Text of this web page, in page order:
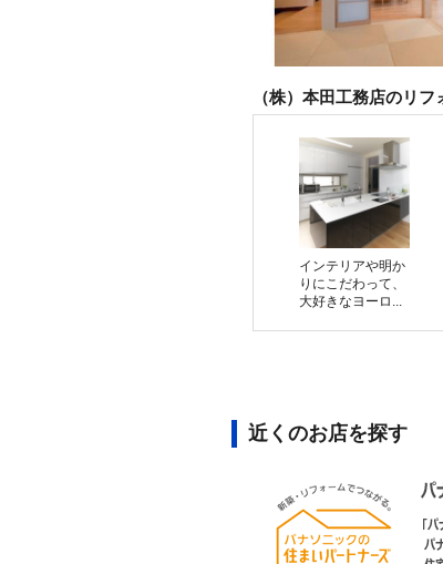
（株）本田工務店のリ
インテリアや明か
りにこだわって、
大好きなヨーロ...
近くのお店を探す